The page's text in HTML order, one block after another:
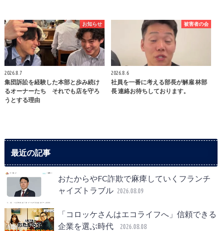
お知らせ
2026.8.7
集団訴訟を経験した本部と歩み続け
るオーナーたち それでも店を守ろ
うとする理由
被害者の会
2026.8.6
社員を一番に考える部長が解雇 林部
長 連絡お待ちしております。
最近の記事
おたからやFC詐欺で麻痺していくフランチ
ャイズトラブル 2026.08.09
「コロッケさんはエコライフへ」信頼できる
企業を選ぶ時代
2026.08.08